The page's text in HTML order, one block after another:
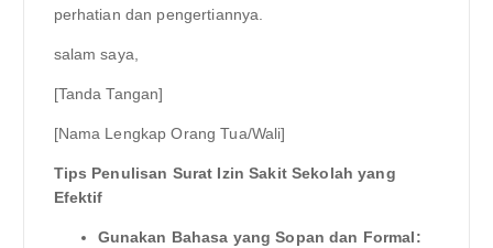
perhatian dan pengertiannya.
salam saya,
[Tanda Tangan]
[Nama Lengkap Orang Tua/Wali]
Tips Penulisan Surat Izin Sakit Sekolah yang
Efektif
Gunakan Bahasa yang Sopan dan Formal: